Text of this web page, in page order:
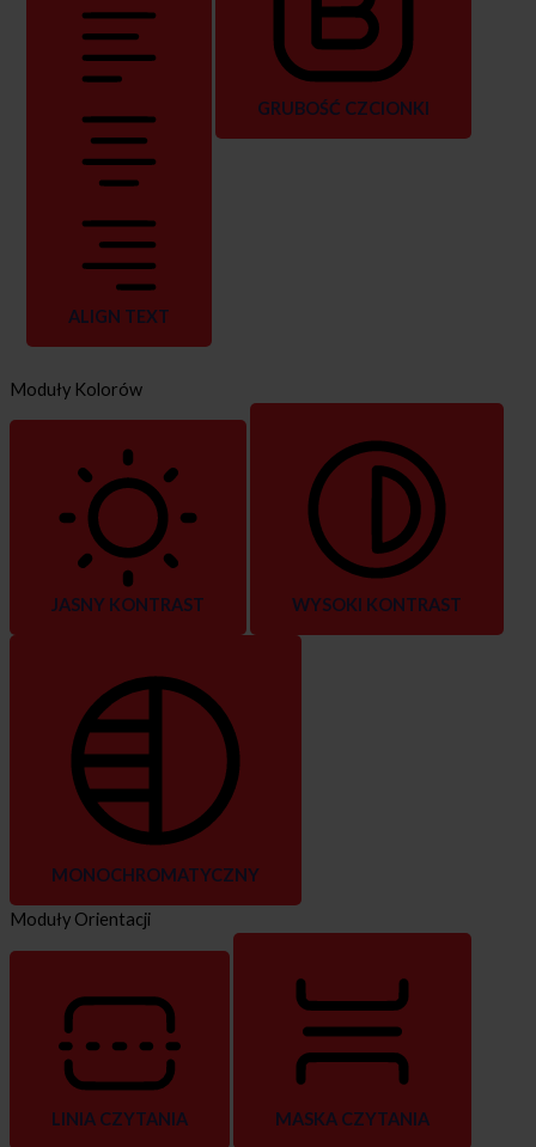
ALIGN TEXT
GRUBOŚĆ CZCIONKI
Moduły Kolorów
JASNY KONTRAST WYSOKI KONTRAST
MONOCHROMATYCZNY
Moduły Orientacji
LINIA CZYTANIA MASKA CZYTANIA